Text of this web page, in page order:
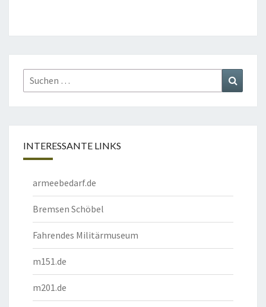
Suchen
nach:
INTERESSANTE LINKS
armeebedarf.de
Bremsen Schöbel
Fahrendes Militärmuseum
m151.de
m201.de